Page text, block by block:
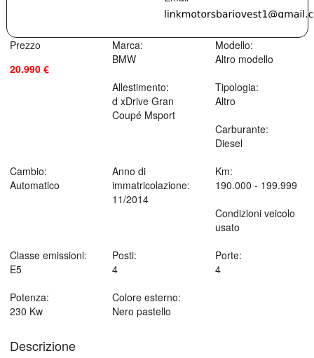
Prezzo
20.990 €
Marca:
BMW
Modello:
Altro modello
Allestimento:
d xDrive Gran
Coupé Msport
Tipologia:
Altro
Carburante:
Diesel
Cambio:
Automatico
Anno di
immatricolazione:
11/2014
Km:
190.000 - 199.999
Condizioni veicolo
usato
Classe emissioni:
E5
Posti:
4
Porte:
4
Potenza:
230 Kw
Colore esterno:
Nero pastello
Descrizione